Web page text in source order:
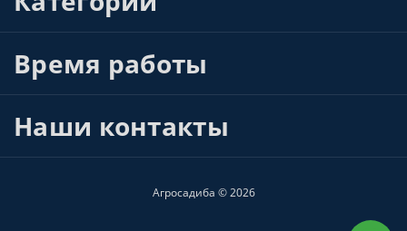
Время работы
Наши контакты
Агросадиба © 2026